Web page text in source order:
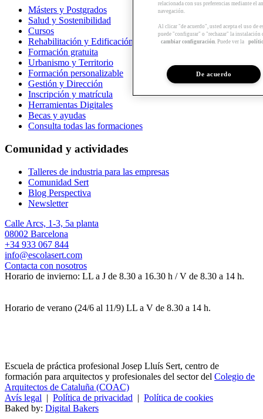
Másters y Postgrados
Salud y Sostenibilidad
Cursos
Rehabilitación y Edificación
Formación gratuita
Urbanismo y Territorio
Formación personalizable
Gestión y Dirección
Inscripción y matrícula
Herramientas Digitales
Becas y ayudas
Consulta todas las formaciones
Comunidad y actividades
Talleres de industria para las empresas
Comunidad Sert
Blog Perspectiva
Newsletter
Calle Arcs, 1-3, 5a planta
08002 Barcelona
+34 933 067 844
info@escolasert.com
Contacta con nosotros
Horario de invierno: LL a J de 8.30 a 16.30 h / V de 8.30 a 14 h.
Horario de verano (24/6 al 11/9) LL a V de 8.30 a 14 h.
Escuela de práctica profesional Josep Lluís Sert, centro de
formación para arquitectos y profesionales del sector del Colegio de
Arquitectos de Cataluña (COAC)
Avís legal | Política de privacidad | Política de cookies
Baked by: Digital Bakers
relacionada con sus preferencias mediante el
navegación.
Al clicar "de acuerdo", usted acepta el uso de
puede "configurar" o "rechazar" la instalación
cambiar configuración. Puede ver la
De acuerdo